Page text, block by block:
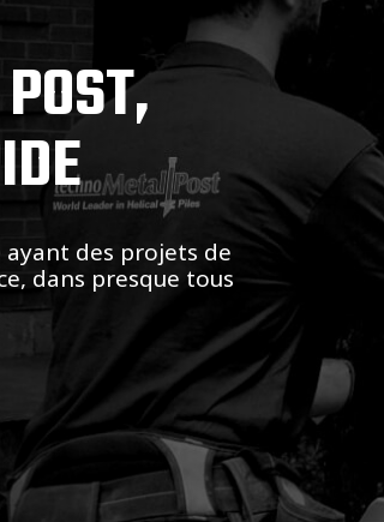
des projets de
dans presque tous